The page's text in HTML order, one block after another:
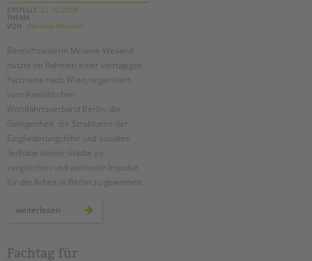
ERSTELLT 22.10.2024
THEMA
VON
Melanie Weiland
Bereichsleiterin Melanie Weiland
nutzte im Rahmen einer viertägigen
Fachreise nach Wien, organisiert
vom Paritätischen
Wohlfahrtsverband Berlin, die
Gelegenheit, die Strukturen der
Eingliederungshilfe und sozialen
Teilhabe beider Städte zu
vergleichen und wertvolle Impulse
für die Arbeit in Berlin zu gewinnen.
weiterlesen fachlicher
austausch
berlin
Fachtag für